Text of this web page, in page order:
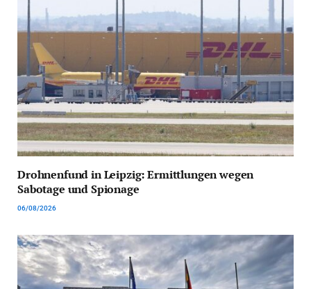
Drohnenfund in Leipzig: Ermittlungen wegen
Sabotage und Spionage
06/08/2026